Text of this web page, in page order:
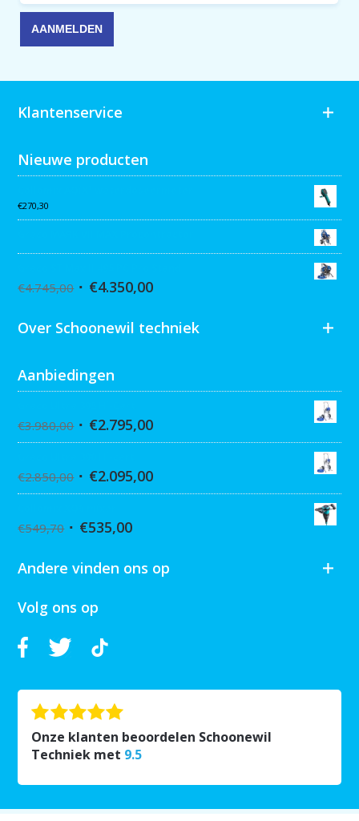
Klantenservice
Nieuwe producten
€270,30
€4.745,00 €4.350,00
Over Schoonewil techniek
Aanbiedingen
€3.980,00 €2.795,00
€2.850,00 €2.095,00
€549,70 €535,00
Andere vinden ons op
Volg ons op
Onze klanten beoordelen Schoonewil
Techniek met 9.5